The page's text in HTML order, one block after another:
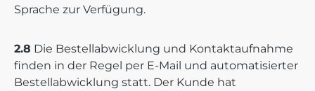
Sprache zur Verfügung.
2.8 Die Bestellabwicklung und Kontaktaufnahme
finden in der Regel per E-Mail und automatisierter
Bestellabwicklung statt. Der Kunde hat